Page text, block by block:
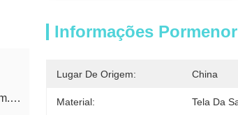
sales4@weilongjeans.com.cn
Informações
Lugar De Origem: China
Material: Tela Da